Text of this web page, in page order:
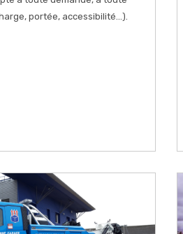
portée, accessibilité…).